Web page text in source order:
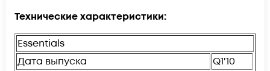
Технические характеристики:
Essentials
Дата выпуска
Q1'10